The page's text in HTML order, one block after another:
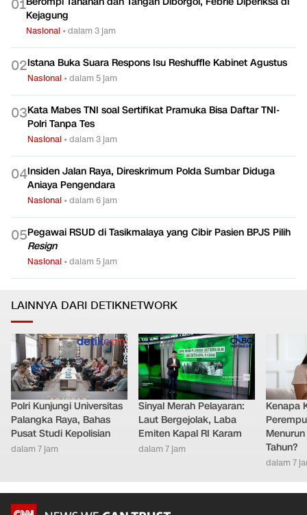
01
Kejagung
Nasional •dalam 3 jam
02Istana Buka Suara Respons Isu Reshuffle Kabinet Agustus
Nasional •dalam 5 jam
03Kata Mabes TNI soal Sertifikat Pramuka Bisa Daftar TNI-
Polri Tanpa Tes
Nasional •dalam 3 jam
04Insiden Jalan Raya, Direskrimum Polda Sumbar Diduga
Aniaya Pengendara
Nasional •dalam 6 jam
05Pegawai RSUD di Tasikmalaya yang Cibir Pasien BPJS Pilih
Resign
Nasional •dalam 5 jam
LAINNYA DARI DETIKNETWORK
Polri Kunjungi Universitas
Palangka Raya, Bahas
Pusat Studi Kepolisian
dalam 7 jam
Sinyal Merah Pelayaran:
Laut Bergejolak, Laba
Emiten Kapal RI Karam
dalam 7 jam
Kenapa
Tahun?
dalam 7